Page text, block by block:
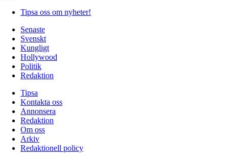
Tipsa oss om nyheter!
Senaste
Svenskt
Kungligt
Hollywood
Politik
Redaktion
Tipsa
Kontakta oss
Annonsera
Redaktion
Om oss
Arkiv
Redaktionell policy